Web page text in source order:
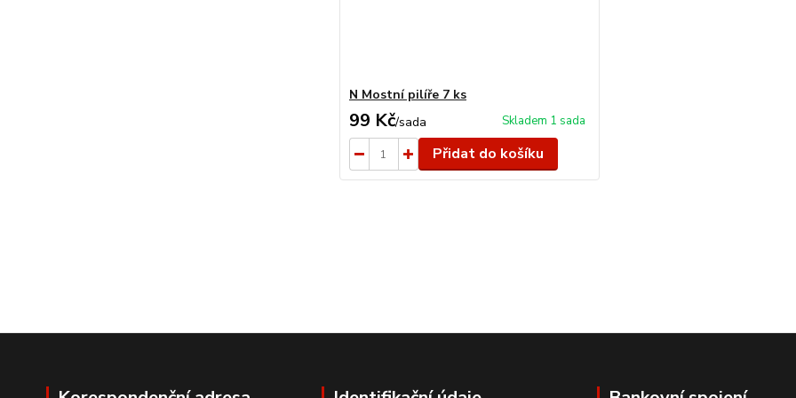
N Mostní pilíře 7 ks
99 Kč/sada Skladem 1 sada
Přidat do košíku